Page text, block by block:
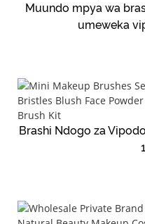
Muundo mpya wa
umeweka
Brashi Ndogo za